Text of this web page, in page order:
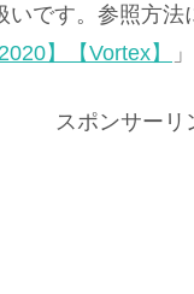
です。参照方法
】【Vortex】
スポンサーリ